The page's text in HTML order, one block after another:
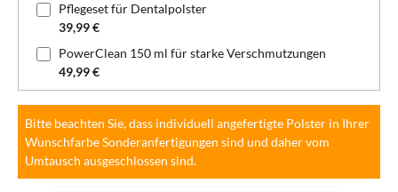
Pflegeset für Dentalpolster
39,99 €
PowerClean 150 ml für starke Verschmutzungen
49,99 €
Bitte beachten Sie, dass individuell angefertigte Polster in Ihrer
Wunschfarbe Sonderanfertigungen sind und daher vom
Umtausch ausgeschlossen sind.